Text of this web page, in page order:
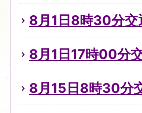
8月1日8時30分交
8月1日17時00分
8月15日8時30分